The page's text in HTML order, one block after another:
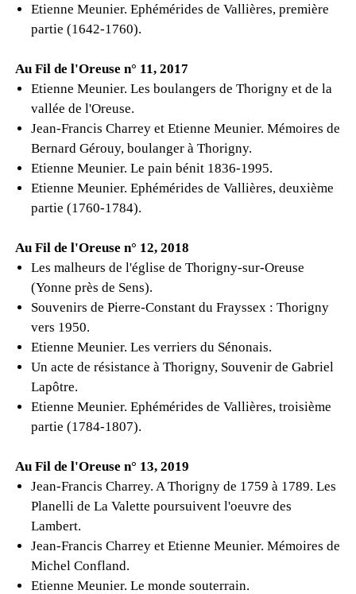
Etienne Meunier. Ephémérides de Vallières, première
partie (1642-1760).
Au Fil de l'Oreuse n° 11, 2017
Etienne Meunier. Les boulangers de Thorigny et de la
vallée de l'Oreuse.
Jean-Francis Charrey et Etienne Meunier. Mémoires de
Bernard Gérouy, boulanger à Thorigny.
Etienne Meunier. Le pain bénit 1836-1995.
Etienne Meunier. Ephémérides de Vallières, deuxième
partie (1760-1784).
Au Fil de l'Oreuse n° 12, 2018
Les malheurs de l'église de Thorigny-sur-Oreuse
(Yonne près de Sens).
Souvenirs de Pierre-Constant du Frayssex : Thorigny
vers 1950.
Etienne Meunier. Les verriers du Sénonais.
Un acte de résistance à Thorigny, Souvenir de Gabriel
Lapôtre.
Etienne Meunier. Ephémérides de Vallières, troisième
partie (1784-1807).
Au Fil de l'Oreuse n° 13, 2019
Jean-Francis Charrey. A Thorigny de 1759 à 1789. Les
Planelli de La Valette poursuivent l'oeuvre des
Lambert.
Jean-Francis Charrey et Etienne Meunier. Mémoires de
Michel Confland.
Etienne Meunier. Le monde souterrain.